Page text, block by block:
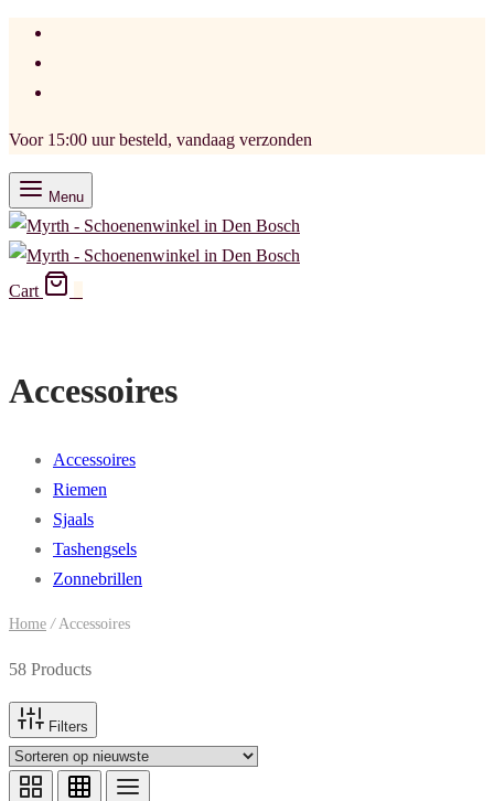
Voor 15:00 uur besteld, vandaag verzonden
Menu
Cart
Accessoires
Accessoires
Riemen
Sjaals
Tashengsels
Zonnebrillen
Home /Accessoires
58 Products
Filters